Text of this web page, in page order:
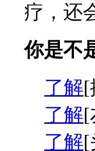
疗，还
你是不
了解[
了解[
了解[